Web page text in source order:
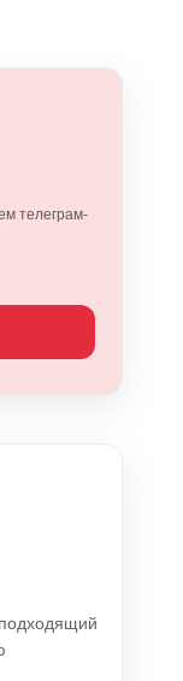
телеграм-